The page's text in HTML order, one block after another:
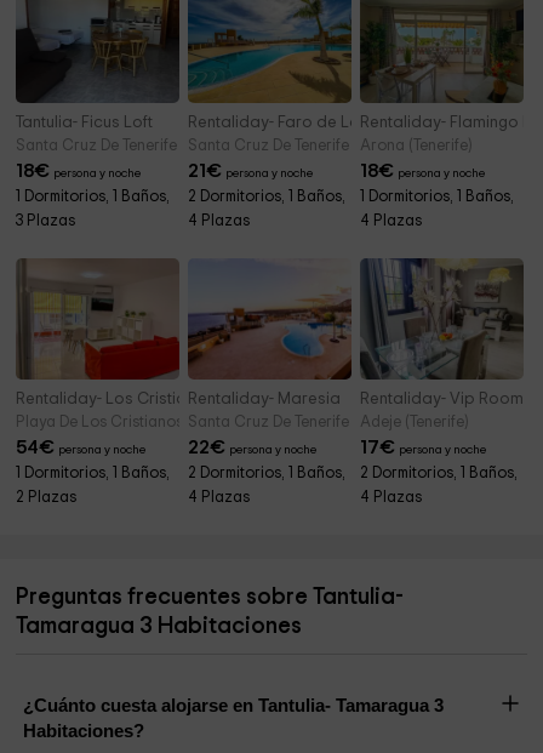
Tantulia- Ficus Loft
Santa Cruz De Tenerife (Tenerife)
18€ persona y noche
1 Dormitorios, 1 Baños,
3 Plazas
Rentaliday- Faro de Lola
Santa Cruz De Tenerife (Tenerife)
21€ persona y noche
2 Dormitorios, 1 Baños,
4 Plazas
Rentaliday- Flamingo
Arona (Tenerife)
18€ persona y noche
1 Dormitorios, 1 Baños,
4 Plazas
Rentaliday- Los Cristianos Beach
Playa De Los Cristianos (Tenerife)
54€ persona y noche
1 Dormitorios, 1 Baños,
2 Plazas
Rentaliday- Maresia
Santa Cruz De Tenerife (Tenerife)
22€ persona y noche
2 Dormitorios, 1 Baños,
4 Plazas
Rentaliday- Vip Rooms
Adeje (Tenerife)
17€ persona y noche
2 Dormitorios, 1 Baños,
4 Plazas
Preguntas frecuentes sobre Tantulia-
Tamaragua 3 Habitaciones
¿Cuánto cuesta alojarse en Tantulia- Tamaragua 3
Habitaciones?